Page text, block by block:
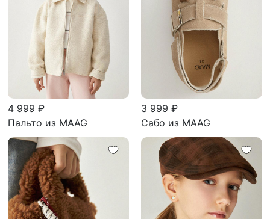
4 999 ₽
Пальто из MAAG
3 999 ₽
Сабо из MAAG